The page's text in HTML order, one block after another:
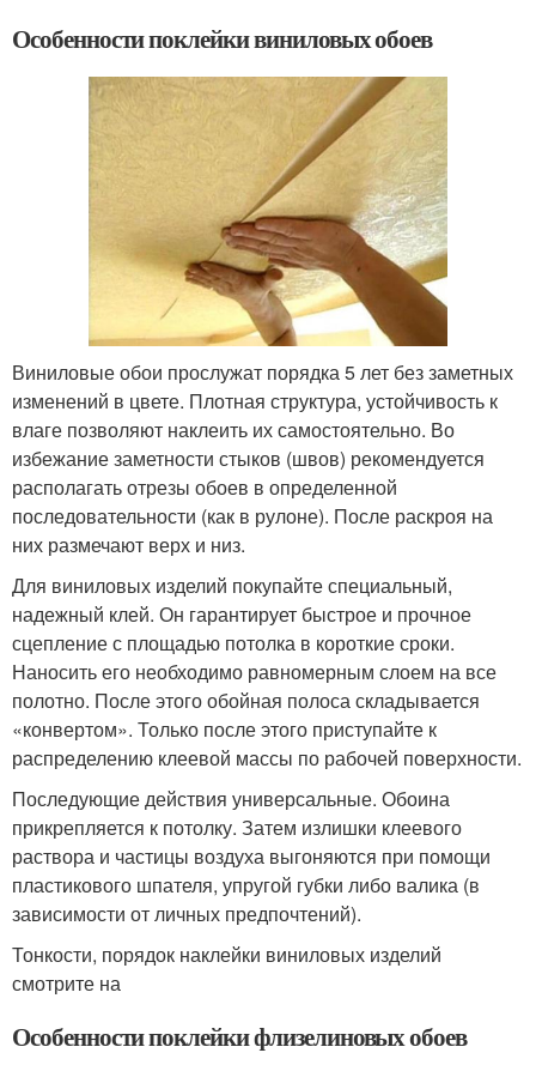
Особенности поклейки виниловых обоев
Виниловые обои прослужат порядка 5 лет без заметных
изменений в цвете. Плотная структура, устойчивость к
влаге позволяют наклеить их самостоятельно. Во
избежание заметности стыков (швов) рекомендуется
располагать отрезы обоев в определенной
последовательности (как в рулоне). После раскроя на
них размечают верх и низ.
Для виниловых изделий покупайте специальный,
надежный клей. Он гарантирует быстрое и прочное
сцепление с площадью потолка в короткие сроки.
Наносить его необходимо равномерным слоем на все
полотно. После этого обойная полоса складывается
«конвертом». Только после этого приступайте к
распределению клеевой массы по рабочей поверхности.
Последующие действия универсальные. Обоина
прикрепляется к потолку. Затем излишки клеевого
раствора и частицы воздуха выгоняются при помощи
пластикового шпателя, упругой губки либо валика (в
зависимости от личных предпочтений).
Тонкости, порядок наклейки виниловых изделий
смотрите на
Особенности поклейки флизелиновых обоев